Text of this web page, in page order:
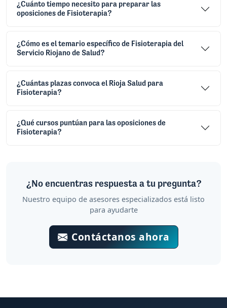
¿Cuánto tiempo necesito para preparar las
oposiciones de Fisioterapia?
¿Cómo es el temario específico de Fisioterapia del
Servicio Riojano de Salud?
¿Cuántas plazas convoca el Rioja Salud para
Fisioterapia?
¿Qué cursos puntúan para las oposiciones de
Fisioterapia?
¿No encuentras respuesta a tu pregunta?
Nuestro equipo de asesores especializados está listo
para ayudarte
Contáctanos ahora